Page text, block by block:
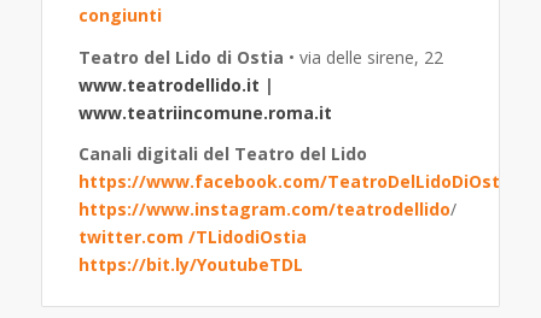
congiunti
Teatro del Lido di Ostia • via delle sirene, 22
www.teatrodellido.it |
www.teatriincomune.roma.it
Canali digitali del Teatro del Lido
https://www.facebook.com/TeatroDelLidoDiOstia/
https://www.instagram.com/teatrodellido/
twitter.com /TLidodiOstia
https://bit.ly/YoutubeTDL